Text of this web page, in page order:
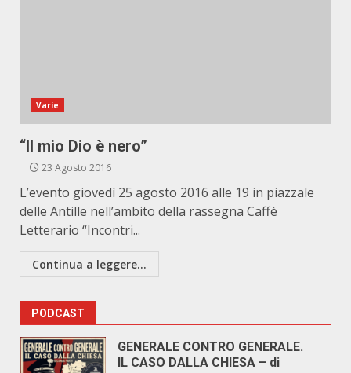
Varie
“Il mio Dio è nero”
23 Agosto 2016
L’evento giovedì 25 agosto 2016 alle 19 in piazzale
delle Antille nell’ambito della rassegna Caffè
Letterario “Incontri...
Continua a leggere...
PODCAST
GENERALE CONTRO GENERALE.
IL CASO DALLA CHIESA – di